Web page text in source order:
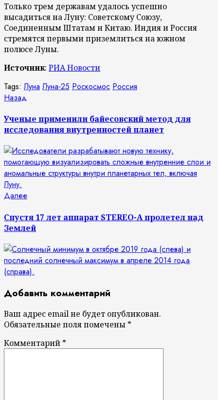
Только трем державам удалось успешно
высадиться на Луну: Советскому Союзу,
Соединенным Штатам и Китаю. Индия и Россия
стремятся первыми приземлиться на южном
полюсе Луны.
Источник: РИА Новости
Tags: Луна Луна-25 Роскосмос Россия
Продолжить
чтение
Назад
Ученые применили байесовский метод для
исследования внутренностей планет
ДалееСледующая
Спустя 17 лет аппарат STEREO-A пролетел над
Землей
Добавить комментарий
Ваш адрес email не будет опубликован.
Обязательные поля помечены *
Комментарий *